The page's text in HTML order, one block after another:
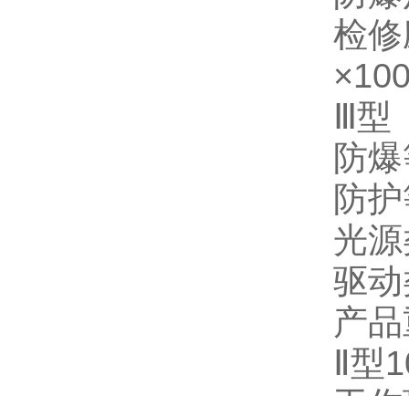
检
Ⅲ
防
防
光
驱
产
Ⅱ